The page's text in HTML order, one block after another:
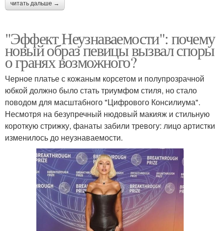
читать дальше →
"Эффект Неузнаваемости": почему
новый образ певицы вызвал споры
о гранях возможного?
Черное платье с кожаным корсетом и полупрозрачной
юбкой должно было стать триумфом стиля, но стало
поводом для масштабного "Цифрового Консилиума".
Несмотря на безупречный нюдовый макияж и стильную
короткую стрижку, фанаты забили тревогу: лицо артистки
изменилось до неузнаваемости.